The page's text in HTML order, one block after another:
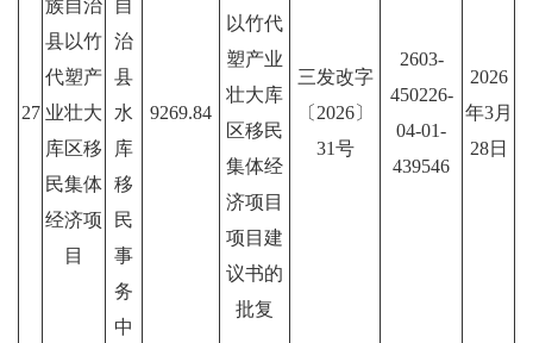
27
族自治
县以竹
代塑产
业壮大
库区移
民集体
经济项
目
自
治
县
水
库
移
民
事
务
中
9269.84
以竹代
塑产业
壮大库
区移民
集体经
济项目
项目建
议书的
批复
三发改字
〔2026〕
31号
2603-
450226-
04-01-
439546
2026
年3月
28日